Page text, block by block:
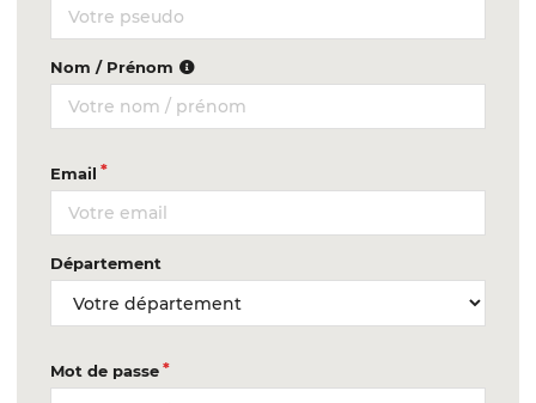
Nom / Prénom
Email
Département
Mot de passe